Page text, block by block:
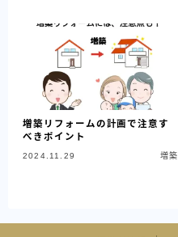
増築リフォームの計画で注意す
べきポイント
2024.11.29 増築